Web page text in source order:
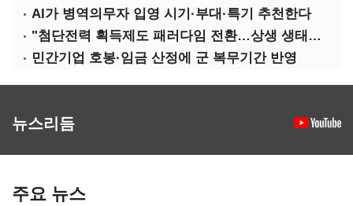
AI가 병역의무자 입영 시기·부대·특기 추천한다
"첨단전력 획득제도 패러다임 전환…상생 생태계 조성해 대체불가 K-방산 도약"
민간기업 호봉·임금 산정에 군 복무기간 반영
뉴스리듬
주요 뉴스